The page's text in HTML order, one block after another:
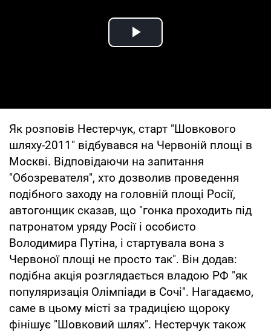
Play Video
Як розповів Нестерчук, старт "Шовкового
шляху-2011" відбувався на Червоній площі в
Москві. Відповідаючи на запитання
"Обозревателя", хто дозволив проведення
подібного заходу на головній площі Росії,
автогонщик сказав, що "гонка проходить під
патронатом уряду Росії і особисто
Володимира Путіна, і стартувала вона з
Червоної площі не просто так". Він додав:
подібна акція розглядається владою РФ "як
популяризація Олімпіади в Сочі". Нагадаємо,
саме в цьому місті за традицією щороку
фінішує "Шовковий шлях". Нестерчук також